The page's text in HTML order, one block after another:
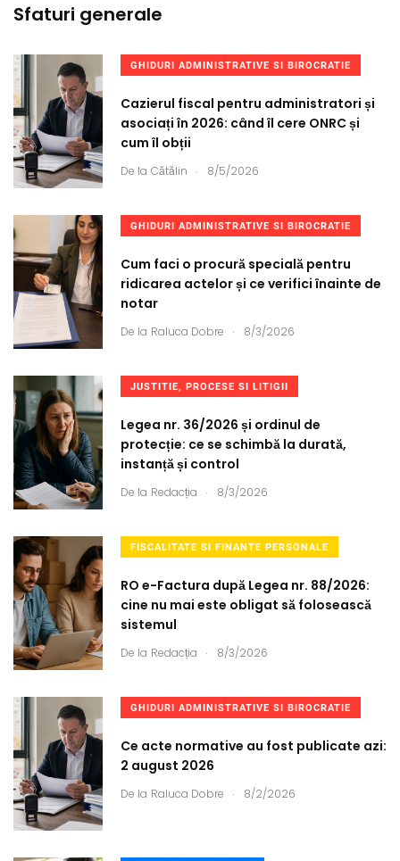
Sfaturi generale
GHIDURI ADMINISTRATIVE SI BIROCRATIE
Cazierul fiscal pentru administratori și
asociați în 2026: când îl cere ONRC și
cum îl obții
De la Cătălin . 8/5/2026
GHIDURI ADMINISTRATIVE SI BIROCRATIE
Cum faci o procură specială pentru
ridicarea actelor și ce verifici înainte de
notar
De la Raluca Dobre . 8/3/2026
JUSTITIE, PROCESE SI LITIGII
Legea nr. 36/2026 și ordinul de
protecție: ce se schimbă la durată,
instanță și control
De la Redacția . 8/3/2026
FISCALITATE SI FINANTE PERSONALE
RO e-Factura după Legea nr. 88/2026:
cine nu mai este obligat să folosească
sistemul
De la Redacția . 8/3/2026
GHIDURI ADMINISTRATIVE SI BIROCRATIE
Ce acte normative au fost publicate azi:
2 august 2026
De la Raluca Dobre . 8/2/2026